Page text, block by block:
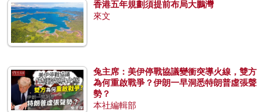
香港五年規劃須提前布局大鵬灣
來文
兔主席：美伊停戰協議變衝突導火線，雙方
為何重啟戰爭？伊朗一早洞悉特朗普虛張聲
勢？
本社編輯部